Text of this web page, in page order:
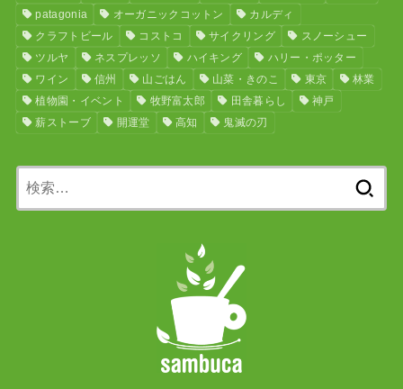
patagonia
オーガニックコットン
カルディ
クラフトビール
コストコ サイクリング
スノーシュー
ツルヤ
ネスプレッソ ハイキング
ハリー・ポッター
ワイン
信州 山ごはん 山菜・きのこ 東京
林業
植物園・イベント
牧野富太郎 田舎暮らし
神戸
薪ストーブ
開運堂 高知 鬼滅の刃